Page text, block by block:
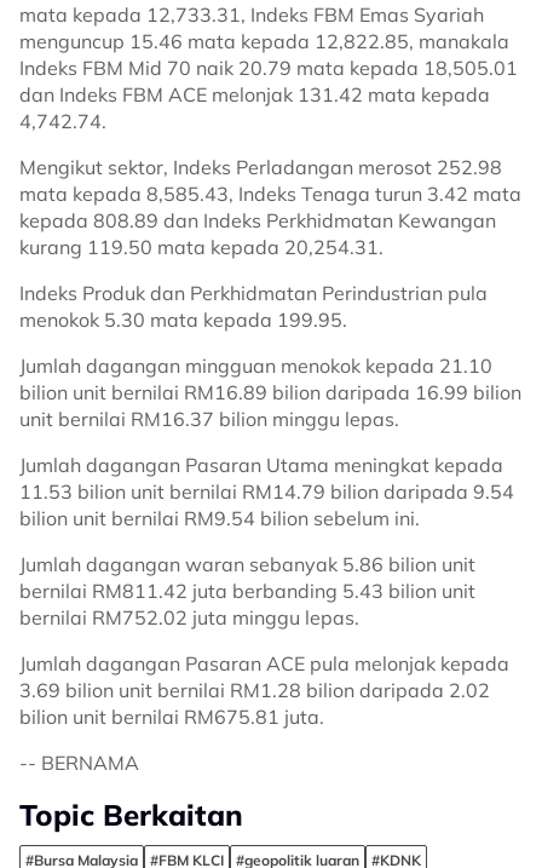
mata kepada 12,733.31, Indeks FBM Emas Syariah
menguncup 15.46 mata kepada 12,822.85, manakala
Indeks FBM Mid 70 naik 20.79 mata kepada 18,505.01
dan Indeks FBM ACE melonjak 131.42 mata kepada
4,742.74.
Mengikut sektor, Indeks Perladangan merosot 252.98
mata kepada 8,585.43, Indeks Tenaga turun 3.42 mata
kepada 808.89 dan Indeks Perkhidmatan Kewangan
kurang 119.50 mata kepada 20,254.31.
Indeks Produk dan Perkhidmatan Perindustrian pula
menokok 5.30 mata kepada 199.95.
Jumlah dagangan mingguan menokok kepada 21.10
bilion unit bernilai RM16.89 bilion daripada 16.99 bilion
unit bernilai RM16.37 bilion minggu lepas.
Jumlah dagangan Pasaran Utama meningkat kepada
11.53 bilion unit bernilai RM14.79 bilion daripada 9.54
bilion unit bernilai RM9.54 bilion sebelum ini.
Jumlah dagangan waran sebanyak 5.86 bilion unit
bernilai RM811.42 juta berbanding 5.43 bilion unit
bernilai RM752.02 juta minggu lepas.
Jumlah dagangan Pasaran ACE pula melonjak kepada
3.69 bilion unit bernilai RM1.28 bilion daripada 2.02
bilion unit bernilai RM675.81 juta.
-- BERNAMA
Topic Berkaitan
#Bursa Malaysia #FBM KLCI #geopolitik luaran #KDNK